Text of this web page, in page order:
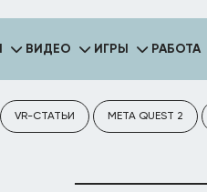
ВИДЕО ИГРЫ РАБОТА
VR-СТАТЬИ META QUEST 2